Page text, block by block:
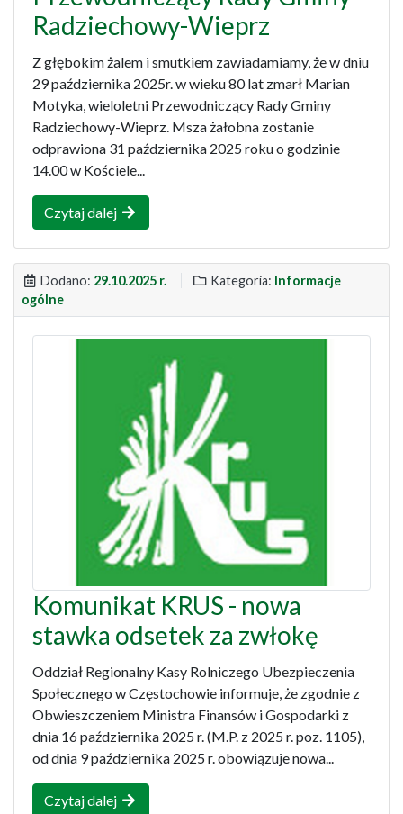
Radziechowy-Wieprz
Z głębokim żalem i smutkiem zawiadamiamy, że w dniu
29 października 2025r. w wieku 80 lat zmarł Marian
Motyka, wieloletni Przewodniczący Rady Gminy
Radziechowy-Wieprz. Msza żałobna zostanie
odprawiona 31 października 2025 roku o godzinie
14.00 w Kościele...
Czytaj dalej
Dodano: 29.10.2025 r. Kategoria: Informacje
ogólne
Komunikat KRUS - nowa
stawka odsetek za zwłokę
Oddział Regionalny Kasy Rolniczego Ubezpieczenia
Społecznego w Częstochowie informuje, że zgodnie z
Obwieszczeniem Ministra Finansów i Gospodarki z
dnia 16 października 2025 r. (M.P. z 2025 r. poz. 1105),
od dnia 9 października 2025 r. obowiązuje nowa...
Czytaj dalej